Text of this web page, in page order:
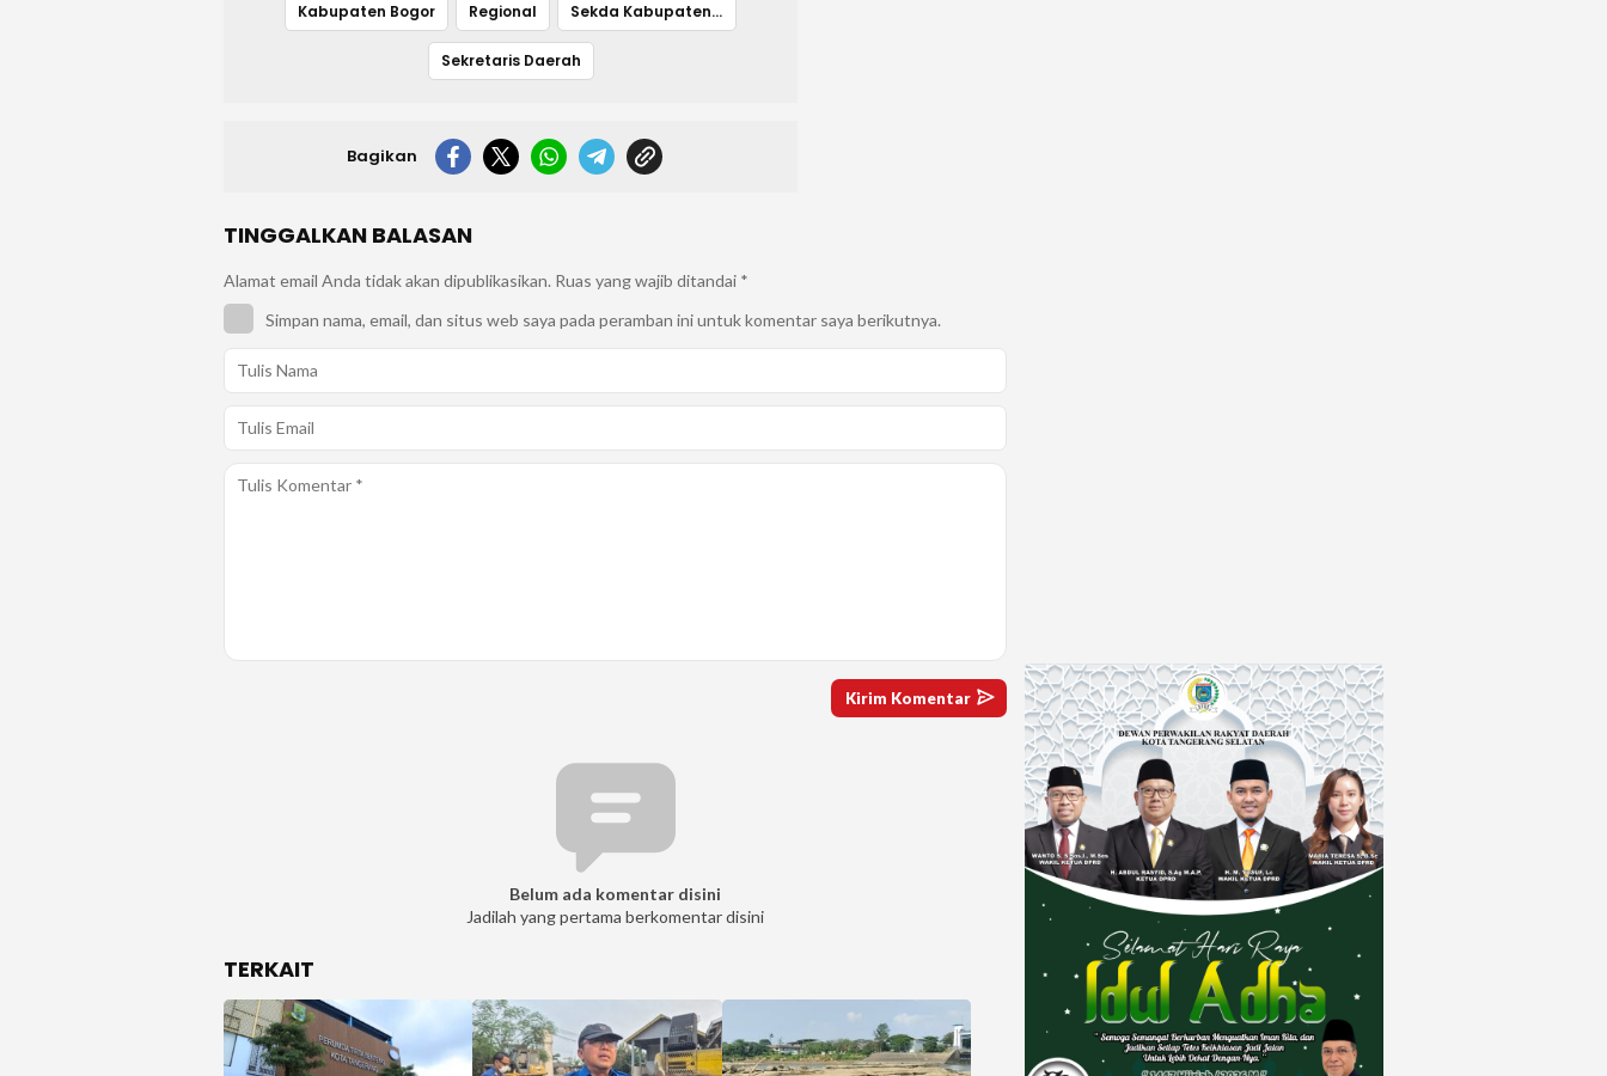
Kabupaten Bogor Regional Sekda Kabupaten Bogor
Sekretaris Daerah
Bagikan
TINGGALKAN BALASAN
Alamat email Anda tidak akan dipublikasikan. Ruas yang wajib ditandai *
Simpan nama, email, dan situs web saya pada peramban ini untuk komentar saya berikutnya.
Belum ada komentar disini
Jadilah yang pertama berkomentar disini
TERKAIT